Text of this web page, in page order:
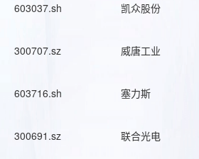
603037.sh 凯众股份
300707.sz 威唐工业
603716.sh 塞力斯
300691.sz 联合光电